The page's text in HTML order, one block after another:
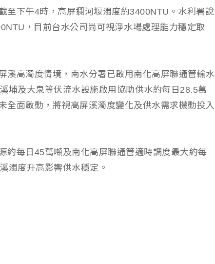
至下午4時，高屏攔河堰濁度約3400NTU。水利署說
，目前台水公司尚可視淨水場處理能力穩定取
溪高濁度情境，南水分署已啟用南化高屏聯通管輸水
埔及大泉等伏流水設施啟用協助供水約每日28.5萬
全面啟動，將視高屏溪濁度變化及供水需求機動投入
約每日45萬噸及南化高屏聯通管適時調度最大約每
濁度升高影響供水穩定。